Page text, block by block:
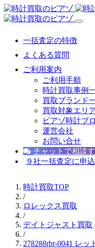
一括査定の特徴
よくある質問
ご利用案内
ご利用手順
時計買取事例
買取ブランド
買取対象エリ
ピアゾ時計ブ
運営会社
お問い合せ
チャットで相談
９社一括査定に申
時計買取TOP
/
ロレックス買取
/
デイトジャスト買取
/
278288rbr-0041 レ